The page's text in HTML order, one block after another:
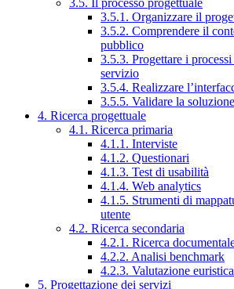
3.5. Il processo progettuale
3.5.1. Organizzare il
3.5.2. Comprendere il
pubblico
3.5.3. Progettare i processi
servizio
3.5.4. Realizzare
3.5.5. Validare la
4. Ricerca progettuale
4.1. Ricerca primaria
4.1.1. Interviste
4.1.2. Questionari
4.1.3. Test di usabilità
4.1.4. Web analytics
4.1.5. Strumenti di
utente
4.2. Ricerca secondaria
4.2.1. Ricerca
4.2.2. Analisi benchmark
4.2.3. Valutazione euristica
5. Progettazione dei servizi